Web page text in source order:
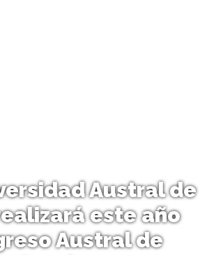
Austral de
este año
Austral de